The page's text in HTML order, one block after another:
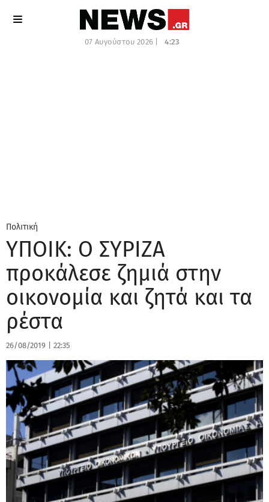
07 Αυγούστου 2026 | 4:23
Πολιτική
ΥΠΟΙΚ: Ο ΣΥΡΙΖΑ
προκάλεσε ζημιά στην
οικονομία και ζητά και τα
ρέστα
26/08/2019 22:35